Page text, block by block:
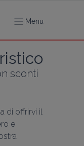
Menu
sconti
e